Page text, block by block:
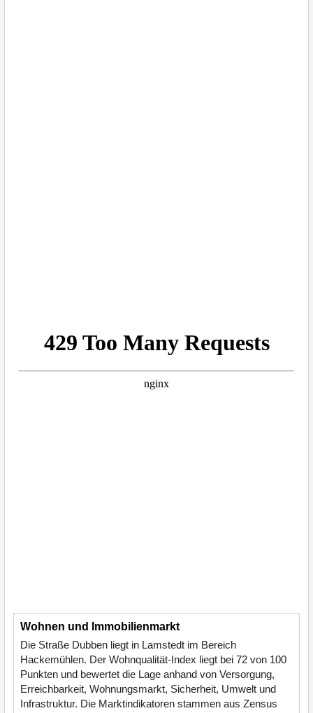
Wohnen und Immobilienmarkt
Die Straße Dubben liegt in Lamstedt im Bereich
Hackemühlen. Der Wohnqualität-Index liegt bei 72 von 100
Punkten und bewertet die Lage anhand von Versorgung,
Erreichbarkeit, Wohnungsmarkt, Sicherheit, Umwelt und
Infrastruktur. Die Marktindikatoren stammen aus Zensus